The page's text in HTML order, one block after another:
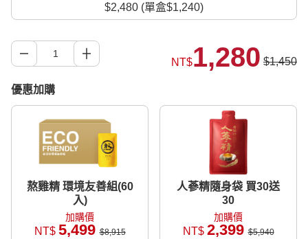
$2,480 (單盒$1,240)
NT$1,280 $1,450
優惠加購
熬雞精 環境友善組(60
入)
加購價
NT$ 5,499$8,915
人蔘精隨身袋 買30送
30
加購價
NT$ 2,399$5,940